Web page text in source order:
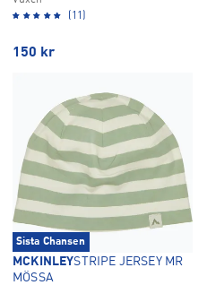
(11)
150 kr
Sista Chansen
MCKINLEYSTRIPE JERSEY MR
MÖSSA